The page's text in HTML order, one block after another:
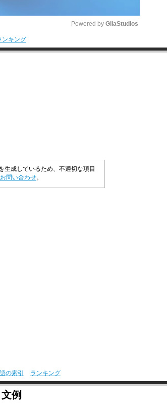
M
Powered by GliaStudios
ンキング
生成しているため、不適切な項目
お問い合わせ。
の索引 ランキング
例